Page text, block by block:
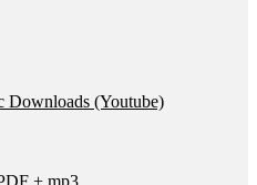
Downloads (Youtube)
+ mp3